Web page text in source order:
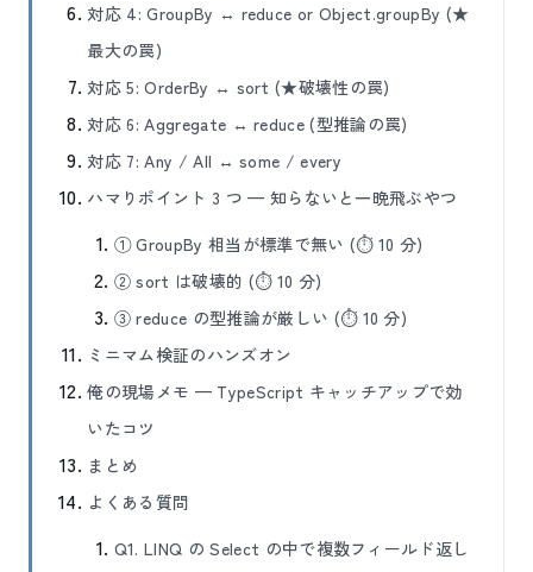
対応 4: GroupBy ↔ reduce or Object.groupBy (★
最大の罠)
対応 5: OrderBy ↔ sort (★破壊性の罠)
対応 6: Aggregate ↔ reduce (型推論の罠)
対応 7: Any / All ↔ some / every
ハマりポイント 3 つ — 知らないと一晩飛ぶやつ
① GroupBy 相当が標準で無い (⏱ 10 分)
② sort は破壊的 (⏱ 10 分)
③ reduce の型推論が厳しい (⏱ 10 分)
ミニマム検証のハンズオン
俺の現場メモ — TypeScript キャッチアップで効
いたコツ
まとめ
よくある質問
Q1. LINQ の Select の中で複数フィールド返し